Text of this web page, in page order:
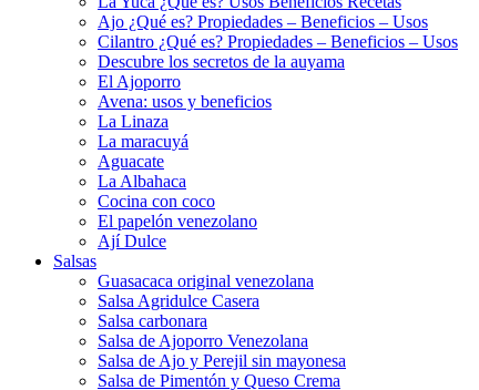
Ajo ¿Qué es? Propiedades – Beneficios – Usos
Cilantro ¿Qué es? Propiedades – Beneficios – Usos
Descubre los secretos de la auyama
El Ajoporro
Avena: usos y beneficios
La Linaza
La maracuyá
Aguacate
La Albahaca
Cocina con coco
El papelón venezolano
Ají Dulce
Salsas
Guasacaca original venezolana
Salsa Agridulce Casera
Salsa carbonara
Salsa de Ajoporro Venezolana
Salsa de Ajo y Perejil sin mayonesa
Salsa de Pimentón y Queso Crema